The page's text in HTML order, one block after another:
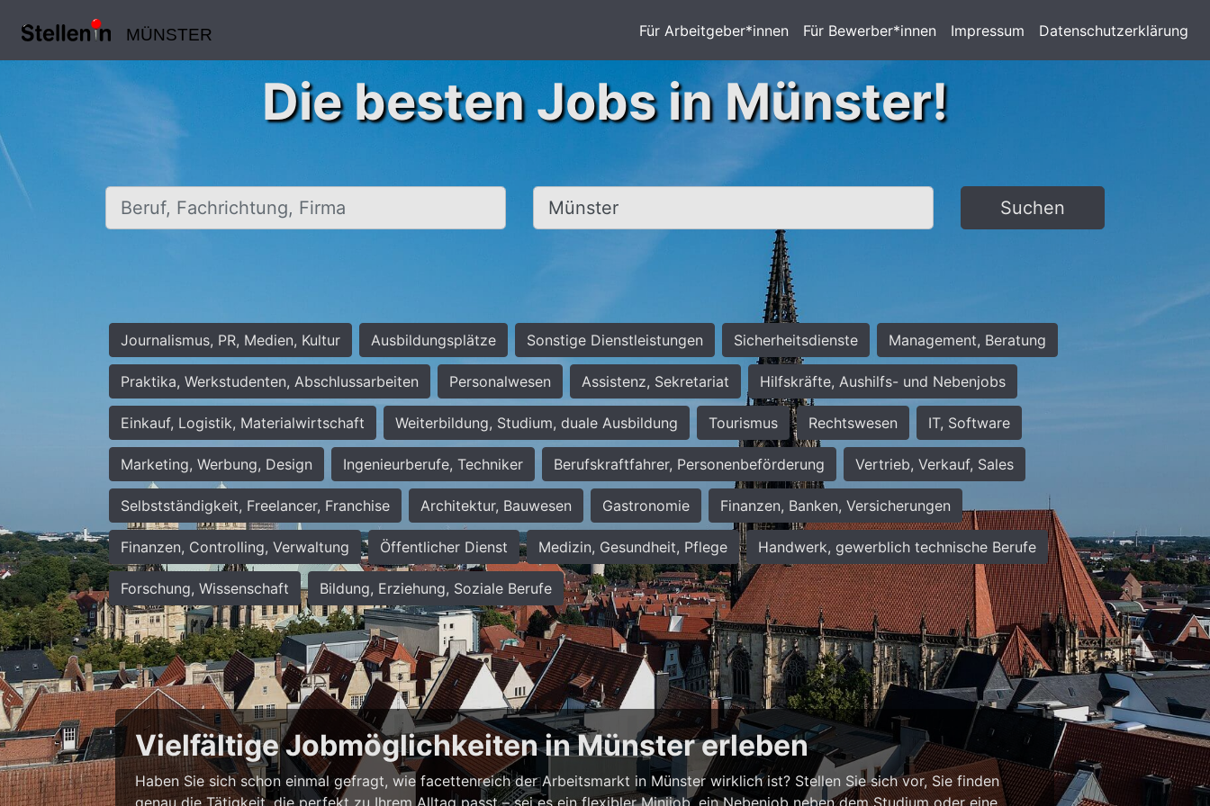
MÜNSTER Für Arbeitgeber*innen Für Bewerber*innen Impressum Datenschutzerklärung
Die besten Jobs in Münster!
Beruf, Fachrichtung, Firma Ort, Stadt Suchen
Journalismus, PR, Medien, Kultur Ausbildungsplätze Sonstige Dienstleistungen Sicherheitsdienste Management, Beratung
Praktika, Werkstudenten, Abschlussarbeiten Personalwesen Assistenz, Sekretariat Hilfskräfte, Aushilfs- und Nebenjobs
Einkauf, Logistik, Materialwirtschaft Weiterbildung, Studium, duale Ausbildung Tourismus Rechtswesen IT, Software
Marketing, Werbung, Design Ingenieurberufe, Techniker Berufskraftfahrer, Personenbeförderung Vertrieb, Verkauf, Sales
Selbstständigkeit, Freelancer, Franchise Architektur, Bauwesen Gastronomie Finanzen, Banken, Versicherungen
Finanzen, Controlling, Verwaltung Öffentlicher Dienst Medizin, Gesundheit, Pflege Handwerk, gewerblich technische Berufe
Forschung, Wissenschaft Bildung, Erziehung, Soziale Berufe
Vielfältige Jobmöglichkeiten in Münster erleben
Haben Sie sich schon einmal gefragt, wie facettenreich der Arbeitsmarkt in Münster wirklich ist? Stellen Sie sich vor, Sie finden